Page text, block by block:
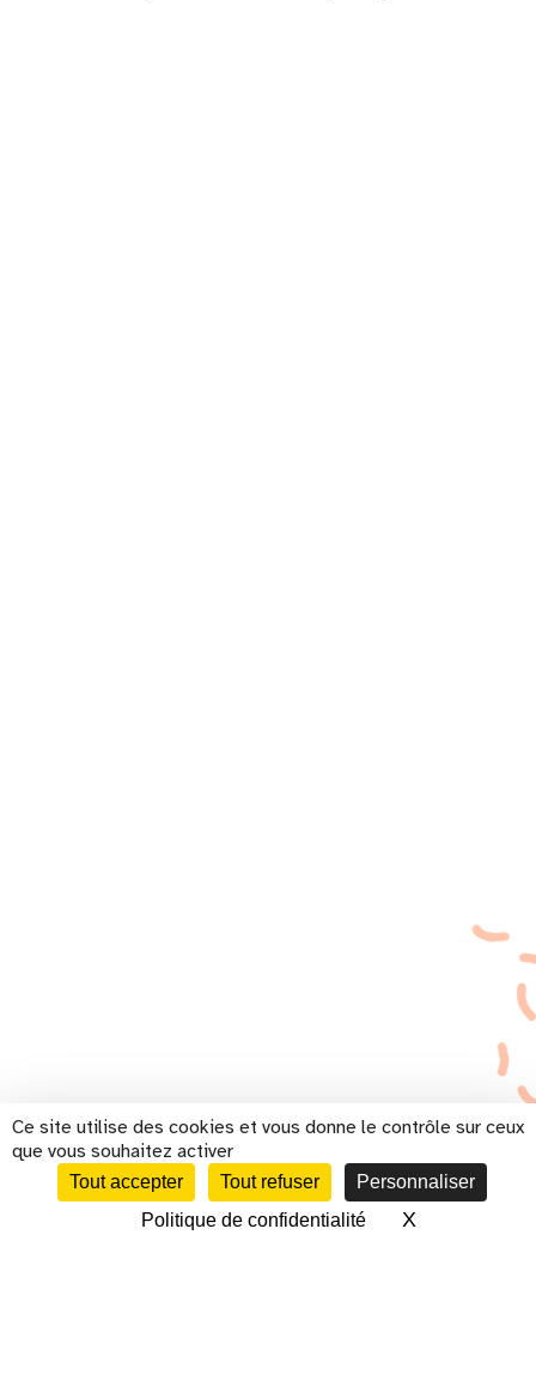
Ce site utilise des cookies et vous donne le contrôle sur ceux
que vous souhaitez activer
Tout accepter Tout refuser
Personnaliser
Politique de confidentialité
XMasquer le
CALENDRIER